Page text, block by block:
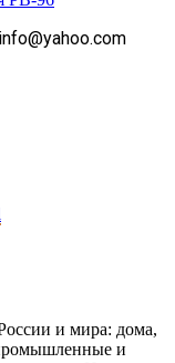
и мира: дома,
и